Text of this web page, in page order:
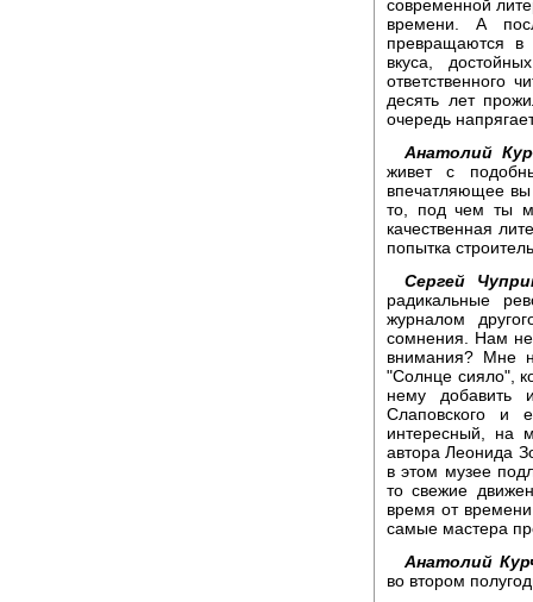
современной
времени. А
превращаются в
вкуса,
ответственного
десять лет
очередь
Анатолий
живет с
впечатляющее
то, под чем ты
качественная
попытка
Сергей
радикальные
журналом
сомнения. Нам не
внимания? Мне
"Солнце сияло",
нему добавить
Слаповского и
интересный, на
автора Леонида
в этом музее
то свежие
время от
самые мастера
Анатолий
во втором